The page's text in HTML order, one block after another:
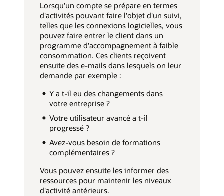
Lorsqu'un compte se prépare en termes
d'activités pouvant faire l'objet d'un suivi,
telles que les connexions logicielles, vous
pouvez faire entrer le client dans un
programme d'accompagnement à faible
consommation. Ces clients reçoivent
ensuite des e-mails dans lesquels on leur
demande par exemple :
Y a t-il eu des changements dans
votre entreprise ?
Votre utilisateur avancé a t-il
progressé ?
Avez-vous besoin de formations
complémentaires ?
Vous pouvez ensuite les informer des
ressources pour maintenir les niveaux
d'activité antérieurs.